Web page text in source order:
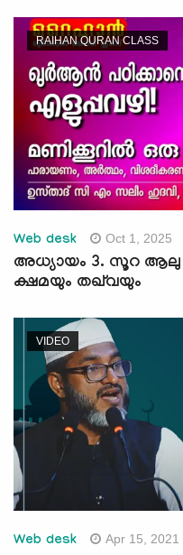
RAIHAN QURAN CLASS
Web desk Oct 1, 2025
അധ്യായം 3. സൂറ ആലു
ക്ഷമയും തഖ്‌വയും
VIDEO
Web desk Apr 15, 2021